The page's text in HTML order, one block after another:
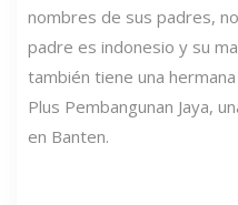
nombres de sus padres,
padre es indonesio y su
también tiene una
Plus Pembangunan Jaya,
en Banten.